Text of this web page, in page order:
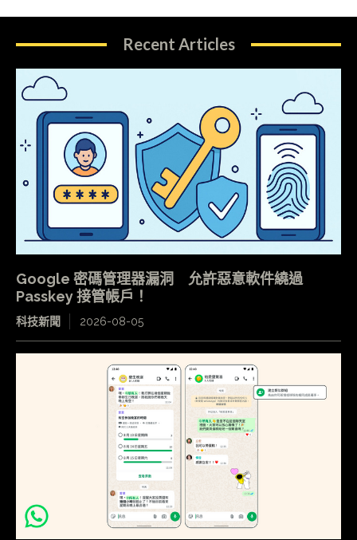
Recent Articles
Google 密碼管理器漏洞 允許惡意軟件繞過
Passkey 接管帳戶！
科技新聞 2026-08-05